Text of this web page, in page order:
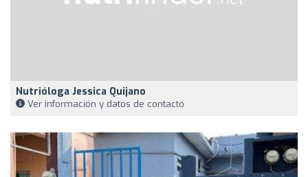
Nutrióloga Jessica Quijano
Ver información y datos de contacto